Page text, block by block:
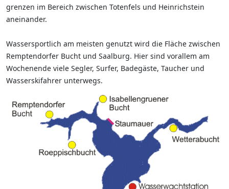
grenzen im Bereich zwischen Totenfels und Heinrichstein
aneinander.
Wassersportlich am meisten genutzt wird die Fläche zwischen
Remptendorfer Bucht und Saalburg. Hier sind vorallem am
Wochenende viele Segler, Surfer, Badegäste, Taucher und
Wasserskifahrer unterwegs.